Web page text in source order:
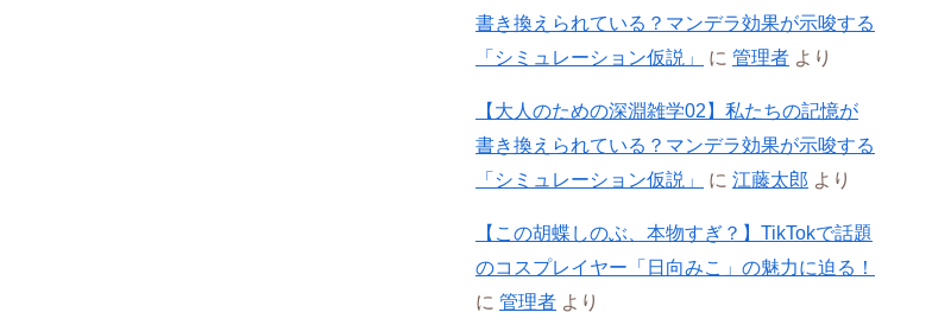
書き換えられている？マンデラ効果が示唆する
「シミュレーション仮説」
に 管理者 より
【大人のための深淵雑学02】私たちの記憶が
書き換えられている？マンデラ効果が示唆する
「シミュレーション仮説」
に 江藤太郎 より
【この胡蝶しのぶ、本物すぎ？】TikTokで話題
のコスプレイヤー「日向みこ」の魅力に迫る！
に 管理者 より